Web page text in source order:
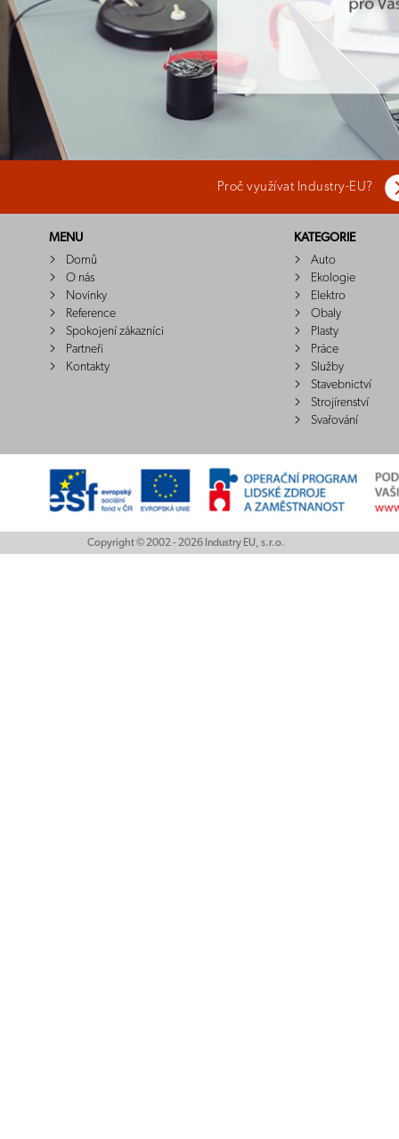
Proč využívat Industry-EU?
MENU
Domů
O nás
Novinky
Reference
Spokojení zákazníci
Partneři
Kontakty
KATEGORIE
Auto
Ekologie
Elektro
Obaly
Plasty
Práce
Služby
Stavebnictví
Strojírenství
Svařování
Copyright © 2002 - 2026 Industry EU, s.r.o.